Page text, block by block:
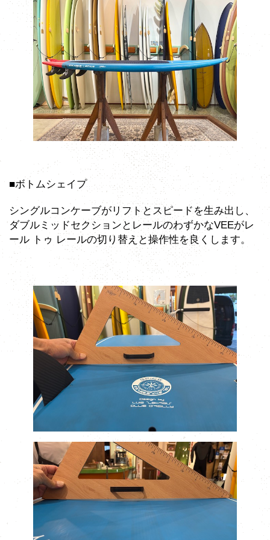
■ボトムシェイプ
シングルコンケーブがリフトとスピードを生み出し、
ダブルミッドセクションとレールのわずかなVEEがレ
ール トゥ レールの切り替えと操作性を良くします。